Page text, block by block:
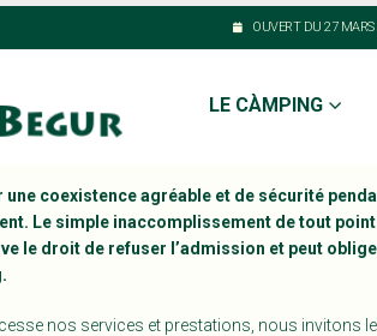
OUVERT DU 27
LE CÀMPING
une coexistence agréable et de sécurité
Le simple inaccomplissement de tout
le droit de refuser l’admission et peut
nos services et prestations, nous invitons